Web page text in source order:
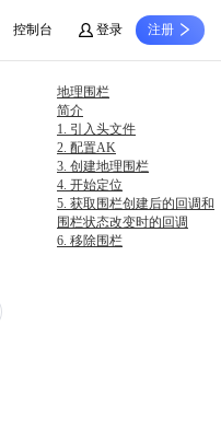
控制台 登录 注册
地理围栏
简介
1. 引入头文件
2. 配置AK
3. 创建地理围栏
4. 开始定位
5. 获取围栏创建后的回调和
围栏状态改变时的回调
6. 移除围栏